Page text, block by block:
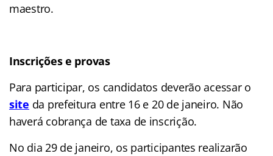
maestro.
Inscrições e provas
Para participar, os candidatos deverão acessar o
site da prefeitura entre 16 e 20 de janeiro. Não
haverá cobrança de taxa de inscrição.
No dia 29 de janeiro, os participantes realizarão